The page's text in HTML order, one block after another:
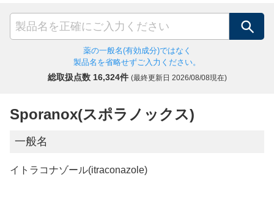
検索
薬の一般名(有効成分)ではなく
製品名を省略せずご入力ください。
総取扱点数 16,324件 (最終更新日 2026/08/08現在)
Sporanox(スポラノックス)
一般名
イトラコナゾール(itraconazole)